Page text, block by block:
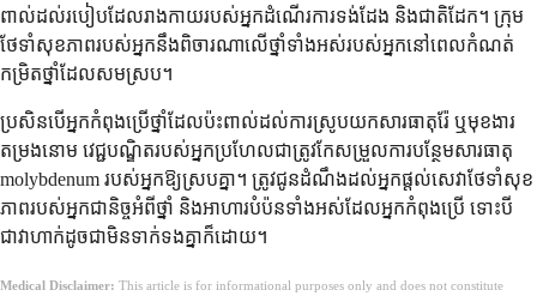
ពាល់ដល់របៀបដែលរាងកាយរបស់អ្នកដំណើរការទង់ដែង និងជាតិដែក។ ក្រុម
ថែទាំសុខភាពរបស់អ្នកនឹងពិចារណាលើថ្នាំទាំងអស់របស់អ្នកនៅពេលកំណត់
កម្រិតថ្នាំដែលសមស្រប។
ប្រសិនបើអ្នកកំពុងប្រើថ្នាំដែលប៉ះពាល់ដល់ការស្រូបយកសារធាតុរ៉ែ ឬមុខងារ
តម្រងនោម វេជ្ជបណ្ឌិតរបស់អ្នកប្រហែលជាត្រូវកែសម្រួលការបន្ថែមសារធាតុ
molybdenum របស់អ្នកឱ្យស្របគ្នា។ ត្រូវជូនដំណឹងដល់អ្នកផ្តល់សេវាថែទាំសុខ
ភាពរបស់អ្នកជានិច្ចអំពីថ្នាំ និងអាហារបំប៉នទាំងអស់ដែលអ្នកកំពុងប្រើ ទោះបី
ជាវាហាក់ដូចជាមិនទាក់ទងគ្នាក៏ដោយ។
Medical Disclaimer: This article is for informational purposes only and does not constitute